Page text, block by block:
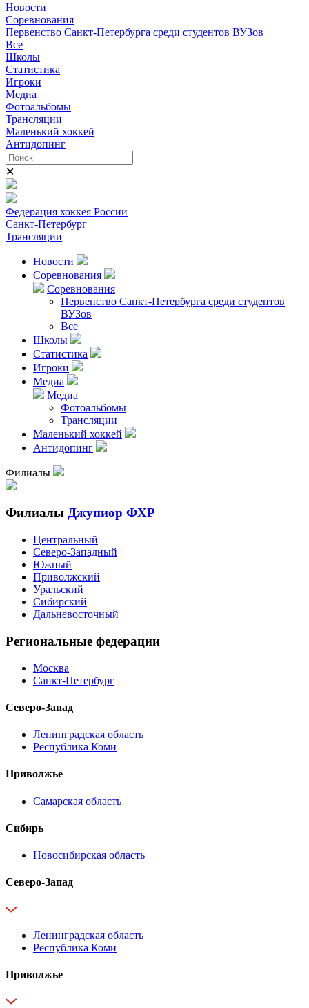
Новости
Соревнования
Первенство Санкт-Петербурга среди студентов ВУЗов
Все
Школы
Статистика
Игроки
Медиа
Фотоальбомы
Трансляции
Маленький хоккей
Антидопинг
✕
Федерация хоккея России
Санкт-Петербург
Трансляции
Новости
Соревнования
Соревнования
Первенство Санкт-Петербурга среди студентов
ВУЗов
Все
Школы
Статистика
Игроки
Медиа
Медиа
Фотоальбомы
Трансляции
Маленький хоккей
Антидопинг
Филиалы
Филиалы Джуниор ФХР
Центральный
Северо-Западный
Южный
Приволжский
Уральский
Сибирский
Дальневосточный
Региональные федерации
Москва
Санкт-Петербург
Северо-Запад
Ленинградская область
Республика Коми
Приволжье
Самарская область
Сибирь
Новосибирская область
Северо-Запад
Ленинградская область
Республика Коми
Приволжье